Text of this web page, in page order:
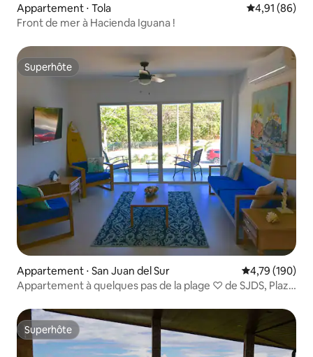
Appartement ⋅ Tola Évaluation
4,91 (86)
Front de mer à Hacienda Iguana !
Superhôte
Superhôte
Appartement ⋅ San Juan del Sur Évaluation
4,79 (190)
Appartement à quelques pas de la plage ♡ de SJDS, Plaza
Superhôte
Superhôte